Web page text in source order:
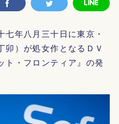
七年八月三十日に東京・
卯）が処女作となるＤＶ
ト・フロンティア』の発